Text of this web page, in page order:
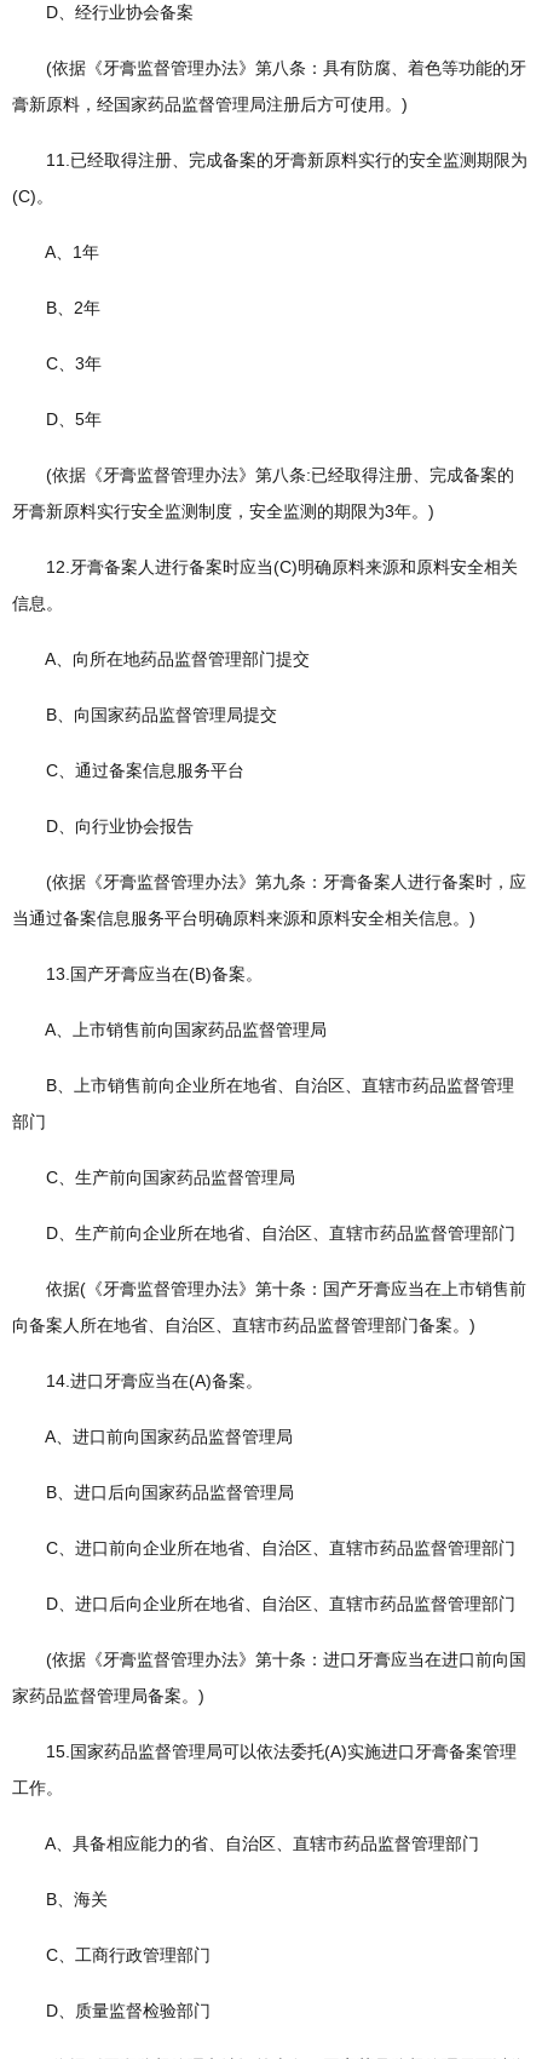
D、经行业协会备案
(依据《牙膏监督管理办法》第八条：具有防腐、着色等功能的牙
膏新原料，经国家药品监督管理局注册后方可使用。)
11.已经取得注册、完成备案的牙膏新原料实行的安全监测期限为
(C)。
A、1年
B、2年
C、3年
D、5年
(依据《牙膏监督管理办法》第八条:已经取得注册、完成备案的
牙膏新原料实行安全监测制度，安全监测的期限为3年。)
12.牙膏备案人进行备案时应当(C)明确原料来源和原料安全相关
信息。
A、向所在地药品监督管理部门提交
B、向国家药品监督管理局提交
C、通过备案信息服务平台
D、向行业协会报告
(依据《牙膏监督管理办法》第九条：牙膏备案人进行备案时，应
当通过备案信息服务平台明确原料来源和原料安全相关信息。)
13.国产牙膏应当在(B)备案。
A、上市销售前向国家药品监督管理局
B、上市销售前向企业所在地省、自治区、直辖市药品监督管理
部门
C、生产前向国家药品监督管理局
D、生产前向企业所在地省、自治区、直辖市药品监督管理部门
依据(《牙膏监督管理办法》第十条：国产牙膏应当在上市销售前
向备案人所在地省、自治区、直辖市药品监督管理部门备案。)
14.进口牙膏应当在(A)备案。
A、进口前向国家药品监督管理局
B、进口后向国家药品监督管理局
C、进口前向企业所在地省、自治区、直辖市药品监督管理部门
D、进口后向企业所在地省、自治区、直辖市药品监督管理部门
(依据《牙膏监督管理办法》第十条：进口牙膏应当在进口前向国
家药品监督管理局备案。)
15.国家药品监督管理局可以依法委托(A)实施进口牙膏备案管理
工作。
A、具备相应能力的省、自治区、直辖市药品监督管理部门
B、海关
C、工商行政管理部门
D、质量监督检验部门